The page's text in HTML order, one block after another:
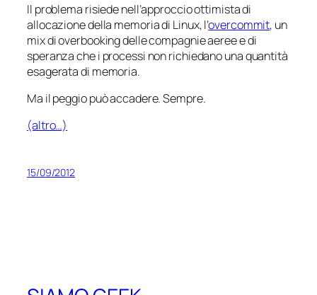
Il problema risiede nell’approccio ottimista di
allocazione della memoria di Linux, l’overcommit, un
mix di overbooking delle compagnie aeree e di
speranza che i processi non richiedano una quantità
esagerata di memoria.
Ma il peggio può accadere. Sempre.
(altro…)
15/09/2012